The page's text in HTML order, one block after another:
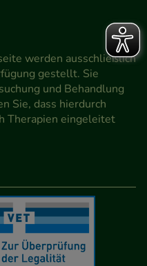
werden ausschließlich
gestellt. Sie
und Behandlung
Sie, dass hierdurch
Therapien eingeleitet